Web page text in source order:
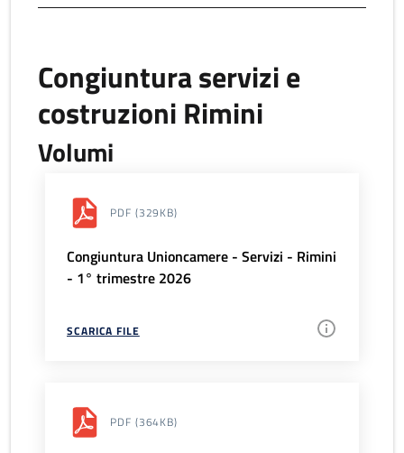
Congiuntura servizi e
costruzioni Rimini
Volumi
PDF (329KB)
Congiuntura Unioncamere - Servizi - Rimini
- 1° trimestre 2026
SCARICA FILE
PDF (364KB)